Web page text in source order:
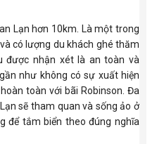
Lạn hơn 10km. Là một trong
có lượng du khách ghé thăm
được nhận xét là an toàn và
như không có sự xuất hiện
toàn với bãi Robinson. Đa
sẽ tham quan và sống ảo ở
để tắm biển theo đúng nghĩa